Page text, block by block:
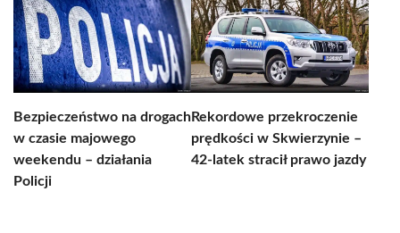
Bezpieczeństwo na drogach
w czasie majowego
weekendu – działania
Policji
Rekordowe przekroczenie
prędkości w Skwierzynie –
42-latek stracił prawo jazdy